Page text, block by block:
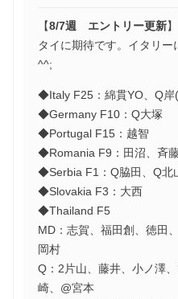
【8/7週 エントリー更新】
タイに期待です。イタリ
^^;
◆Italy F25：綿貫YO、Q岸
◆Germany F10：Q大塚
◆Portugal F15：越智
◆Romania F9：田沼、斉
◆Serbia F1：Q脇田、Q北
◆Slovakia F3：大西
◆Thailand F5
MD：志賀、福田創、徳田
岡村
Q：2片山、藤井、小ノ澤
崎、@宮本